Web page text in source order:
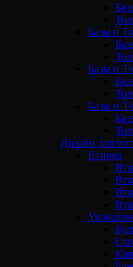
Базы и
Базы и
Базы и
Дизайн для
Втирка